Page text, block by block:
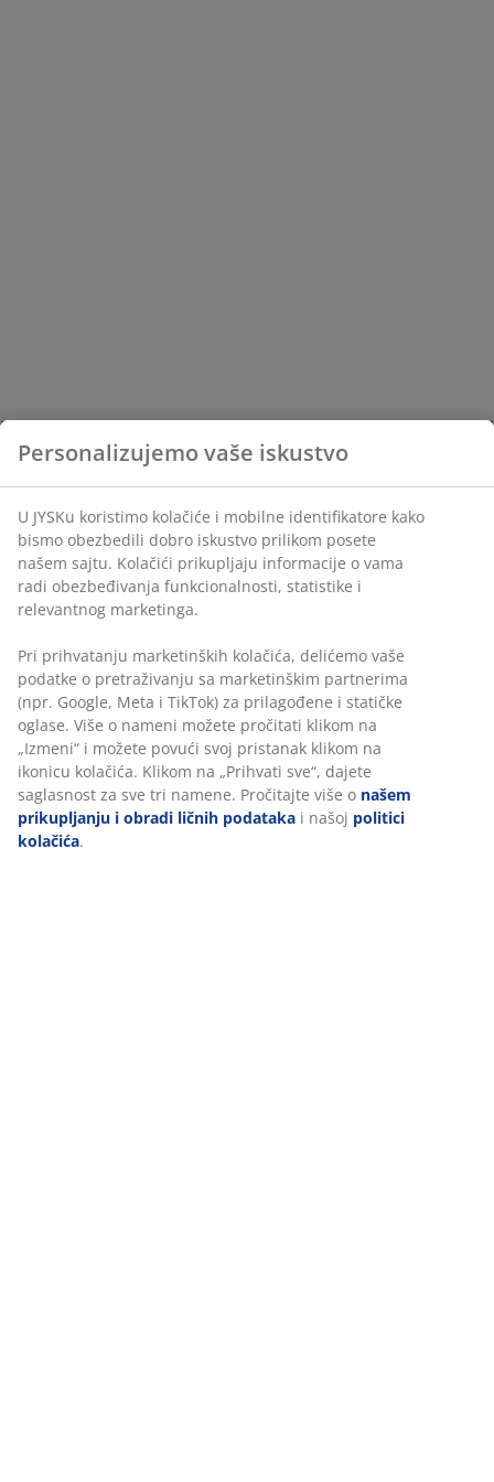
Personalizujemo vaše iskustvo
U JYSKu koristimo kolačiće i mobilne identifikatore kako
bismo obezbedili dobro iskustvo prilikom posete
našem sajtu. Kolačići prikupljaju informacije o vama
radi obezbeđivanja funkcionalnosti, statistike i
relevantnog marketinga.
Pri prihvatanju marketinških kolačića, delićemo vaše
podatke o pretraživanju sa marketinškim partnerima
(npr. Google, Meta i TikTok) za prilagođene i statičke
oglase. Više o nameni možete pročitati klikom na
„Izmeni“ i možete povući svoj pristanak klikom na
ikonicu kolačića. Klikom na „Prihvati sve“, dajete
saglasnost za sve tri namene. Pročitajte više o našem
prikupljanju i obradi ličnih podataka i našoj politici
kolačića.